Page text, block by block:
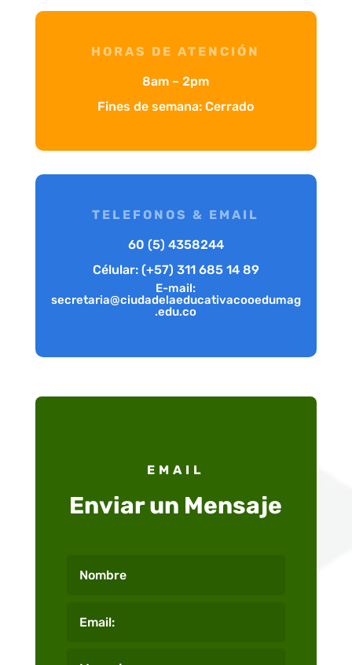
HORAS DE ATENCIÓN
8am – 2pm
Fines de semana: Cerrado
TELEFONOS & EMAIL
60 (5) 4358244
Célular: (+57) 311 685 14 89
E-mail:
secretaria@ciudadelaeducativacooedumag
.edu.co
EMAIL
Enviar un Mensaje